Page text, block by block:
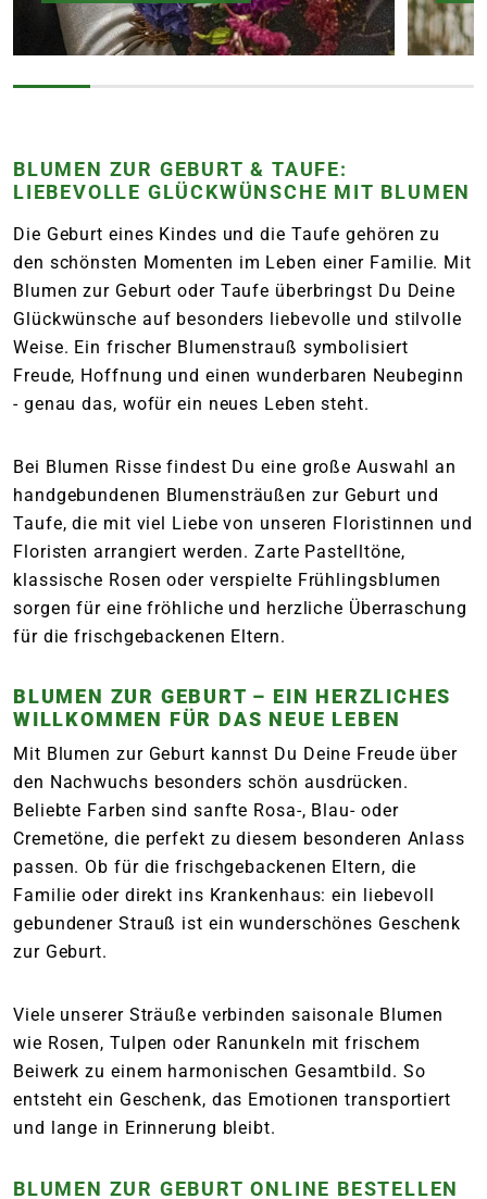
BLUMEN ZUR GEBURT & TAUFE:
LIEBEVOLLE GLÜCKWÜNSCHE MIT BLUMEN
Die Geburt eines Kindes und die Taufe gehören zu
den schönsten Momenten im Leben einer Familie. Mit
Blumen zur Geburt oder Taufe überbringst Du Deine
Glückwünsche auf besonders liebevolle und stilvolle
Weise. Ein frischer Blumenstrauß symbolisiert
Freude, Hoffnung und einen wunderbaren Neubeginn
- genau das, wofür ein neues Leben steht.
Bei Blumen Risse findest Du eine große Auswahl an
handgebundenen Blumensträußen zur Geburt und
Taufe, die mit viel Liebe von unseren Floristinnen und
Floristen arrangiert werden. Zarte Pastelltöne,
klassische Rosen oder verspielte Frühlingsblumen
sorgen für eine fröhliche und herzliche Überraschung
für die frischgebackenen Eltern.
BLUMEN ZUR GEBURT – EIN HERZLICHES
WILLKOMMEN FÜR DAS NEUE LEBEN
Mit Blumen zur Geburt kannst Du Deine Freude über
den Nachwuchs besonders schön ausdrücken.
Beliebte Farben sind sanfte Rosa-, Blau- oder
Cremetöne, die perfekt zu diesem besonderen Anlass
passen. Ob für die frischgebackenen Eltern, die
Familie oder direkt ins Krankenhaus: ein liebevoll
gebundener Strauß ist ein wunderschönes Geschenk
zur Geburt.
Viele unserer Sträuße verbinden saisonale Blumen
wie Rosen, Tulpen oder Ranunkeln mit frischem
Beiwerk zu einem harmonischen Gesamtbild. So
entsteht ein Geschenk, das Emotionen transportiert
und lange in Erinnerung bleibt.
BLUMEN ZUR GEBURT ONLINE BESTELLEN